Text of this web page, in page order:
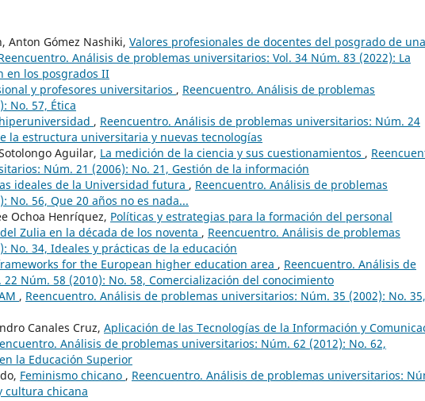
Anton Gómez Nashiki, Valores profesionales de docentes del posgrado de una
Análisis de problemas universitarios: Vol. 34 Núm. 83 (2022): La
en los posgrados II
y profesores universitarios , Reencuentro. Análisis de problemas
No. 57, Ética
, Reencuentro. Análisis de problemas universitarios: Núm. 24
la estructura universitaria y nuevas tecnologías
Aguilar, La medición de la ciencia y sus cuestionamientos ,
Núm. 21 (2006): No. 21, Gestión de la información
ideales de la Universidad futura , Reencuentro. Análisis de problemas
No. 56, Que 20 años no es nada...
Ochoa Henríquez, Políticas y estrategias para la formación del personal
Zulia en la década de los noventa , Reencuentro. Análisis de problemas
No. 34, Ideales y prácticas de la educación
for the European higher education area , Reencuentro. Análisis de
Núm. 58 (2010): No. 58, Comercialización del conocimiento
, Reencuentro. Análisis de problemas universitarios: Núm. 35 (2002): No.
Canales Cruz, Aplicación de las Tecnologías de la Información y
Análisis de problemas universitarios: Núm. 62 (2012): No. 62,
la Educación Superior
Feminismo chicano , Reencuentro. Análisis de problemas universitarios:
cultura chicana